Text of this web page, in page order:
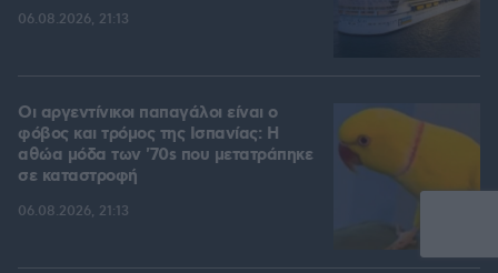
06.08.2026, 21:13
Οι αργεντίνικοι παπαγάλοι είναι ο
φόβος και τρόμος της Ισπανίας: Η
αθώα μόδα των '70s που μετατράπηκε
σε καταστροφή
06.08.2026, 21:13